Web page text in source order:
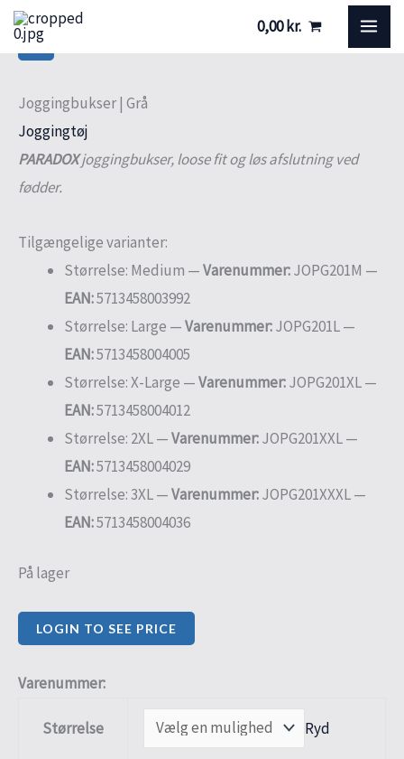
Gå
0,00kr.
Joggingbukser | Grå
Joggingtøj
PARADOXjoggingbukser, loose fit og løs afslutning ved
fødder.
Tilgængelige varianter:
Størrelse: Medium —Varenummer:JOPG201M —
EAN:5713458003992
Størrelse: Large —Varenummer:JOPG201L —
EAN:5713458004005
Størrelse: X-Large —Varenummer:JOPG201XL —
EAN:5713458004012
Størrelse: 2XL —Varenummer:JOPG201XXL —
EAN:5713458004029
Størrelse: 3XL —Varenummer:JOPG201XXXL —
EAN:5713458004036
På lager
LOGIN TO SEE PRICE
Varenummer:
Størrelse Ryd
Joggingbukser
|
antal